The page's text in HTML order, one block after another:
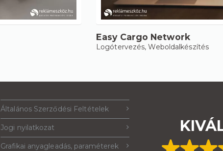
Easy Cargo Network
Logótervezés,Weboldalkészítés
Általános Szerződési Feltételek
Jogi nyilatkozat
Grafikai anyagleadás, paraméterek